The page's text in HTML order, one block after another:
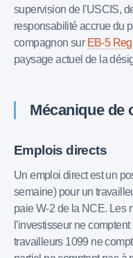
supervision de l'USCIS,
responsabilité accrue du
compagnon sur EB-5
paysage actuel de la
Mécanique de
Emplois directs
Un emploi direct est un
semaine) pour un
paie W-2 de la NCE. Les
l'investisseur ne
travailleurs 1099 ne